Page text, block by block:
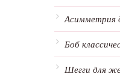
Асимметрия
Боб
Шегги для